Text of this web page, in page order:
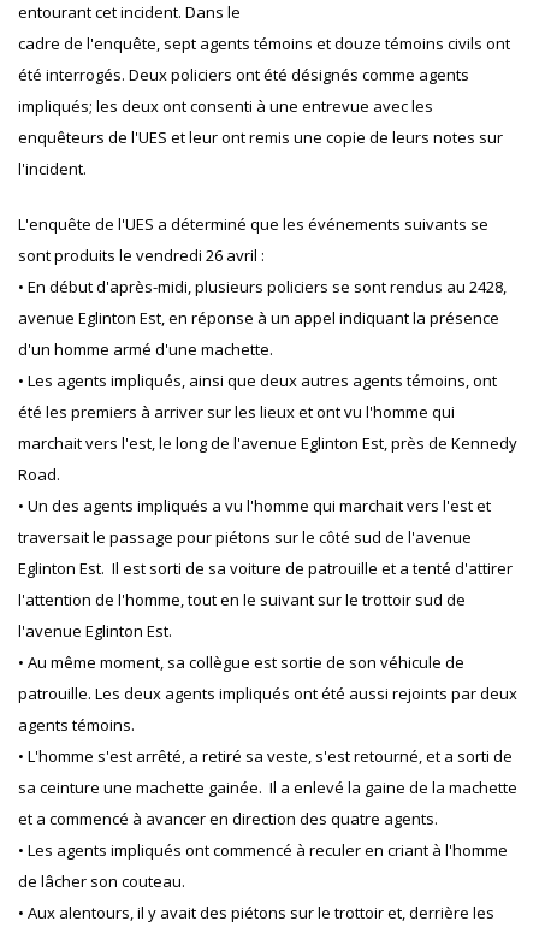
entourant cet incident. Dans le
cadre de l'enquête, sept agents témoins et douze témoins civils ont
été interrogés. Deux policiers ont été désignés comme agents
impliqués; les deux ont consenti à une entrevue avec les
enquêteurs de l'UES et leur ont remis une copie de leurs notes sur
l'incident.
L'enquête de l'UES a déterminé que les événements suivants se
sont produits le vendredi 26 avril :
• En début d'après-midi, plusieurs policiers se sont rendus au 2428,
avenue Eglinton Est, en réponse à un appel indiquant la présence
d'un homme armé d'une machette.
• Les agents impliqués, ainsi que deux autres agents témoins, ont
été les premiers à arriver sur les lieux et ont vu l'homme qui
marchait vers l'est, le long de l'avenue Eglinton Est, près de Kennedy
Road.
• Un des agents impliqués a vu l'homme qui marchait vers l'est et
traversait le passage pour piétons sur le côté sud de l'avenue
Eglinton Est. Il est sorti de sa voiture de patrouille et a tenté d'attirer
l'attention de l'homme, tout en le suivant sur le trottoir sud de
l'avenue Eglinton Est.
• Au même moment, sa collègue est sortie de son véhicule de
patrouille. Les deux agents impliqués ont été aussi rejoints par deux
agents témoins.
• L'homme s'est arrêté, a retiré sa veste, s'est retourné, et a sorti de
sa ceinture une machette gainée. Il a enlevé la gaine de la machette
et a commencé à avancer en direction des quatre agents.
• Les agents impliqués ont commencé à reculer en criant à l'homme
de lâcher son couteau.
• Aux alentours, il y avait des piétons sur le trottoir et, derrière les